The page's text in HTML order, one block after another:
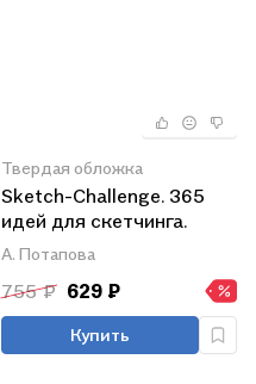
Твердая обложка
Sketch-Challenge. 365
идей для скетчинга.
Рисуй каждый день!
А. Потапова
755 ₽ 629 ₽
Купить